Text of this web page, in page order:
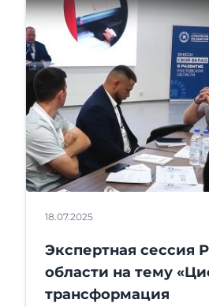
18.07.2025
Экспертная сессия
области на тему
трансформация